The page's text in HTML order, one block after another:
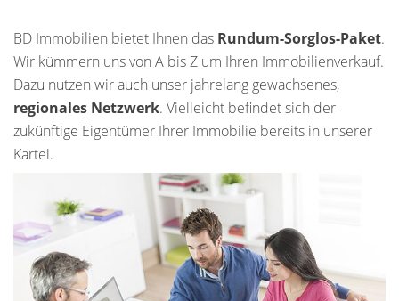
BD Immobilien bietet Ihnen das Rundum-Sorglos-Paket.
Wir kümmern uns von A bis Z um Ihren Immobilienverkauf.
Dazu nutzen wir auch unser jahrelang gewachsenes,
regionales Netzwerk. Vielleicht befindet sich der
zukünftige Eigentümer Ihrer Immobilie bereits in unserer
Kartei.